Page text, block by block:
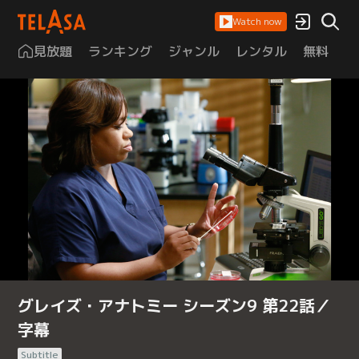
Watch now
見放題 ランキング ジャンル レンタル 無料
グレイズ・アナトミー シーズン9 第22話／
字幕
Subtitle